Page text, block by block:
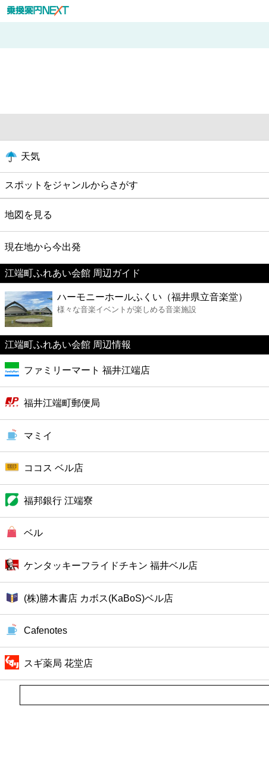
天気
スポットをジャンルからさがす
グルメ
映画
美容
コンビニ
薬局
スーパー
エンタメ
レジャー
書店
ファミレス
ファーストフード
カフェ
ショッピング
銀行
公共
地図を見る
現在地から今出発
江端町ふれあい会館 周辺ガイド
ハーモニーホールふくい（福井県立音楽堂）
様々な音楽イベントが楽しめる音楽施設
江端町ふれあい会館 周辺情報
ファミリーマート 福井江端店
福井江端町郵便局
マミイ
ココス ベル店
福邦銀行 江端寮
ベル
ケンタッキーフライドチキン 福井ベル店
(株)勝木書店 カボス(KaBoS)ベル店
Cafenotes
スギ薬局 花堂店